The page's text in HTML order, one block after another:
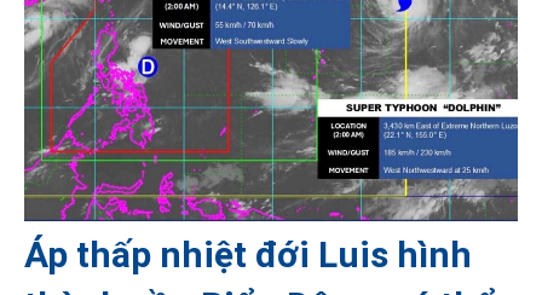
Áp thấp nhiệt đới Luis hình